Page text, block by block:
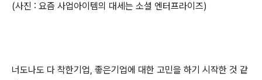
(사진 : 요즘 사업아이템의 대세는 소셜 엔터프라이즈)
너도나도 다 착한기업, 좋은기업에 대한 고민을 하기 시작한 것 같